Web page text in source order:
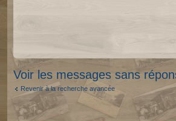
Voir les messages sans
Revenir à la recherche avancée